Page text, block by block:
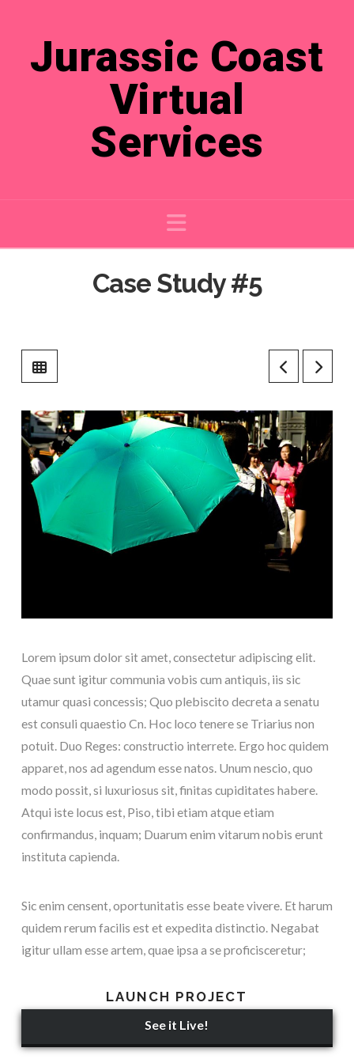
Jurassic
Coast
Virtual
Services
Jurassic Coast
Virtual
Services
Navigation
Case Study #5
Lorem ipsum dolor sit amet, consectetur adipiscing elit.
Quae sunt igitur communia vobis cum antiquis, iis sic
utamur quasi concessis; Quo plebiscito decreta a senatu
est consuli quaestio Cn. Hoc loco tenere se Triarius non
potuit. Duo Reges: constructio interrete. Ergo hoc quidem
apparet, nos ad agendum esse natos. Unum nescio, quo
modo possit, si luxuriosus sit, finitas cupiditates habere.
Atqui iste locus est, Piso, tibi etiam atque etiam
confirmandus, inquam; Duarum enim vitarum nobis erunt
instituta capienda.
Sic enim censent, oportunitatis esse beate vivere. Et harum
quidem rerum facilis est et expedita distinctio. Negabat
igitur ullam esse artem, quae ipsa a se proficisceretur;
LAUNCH PROJECT
See it Live!